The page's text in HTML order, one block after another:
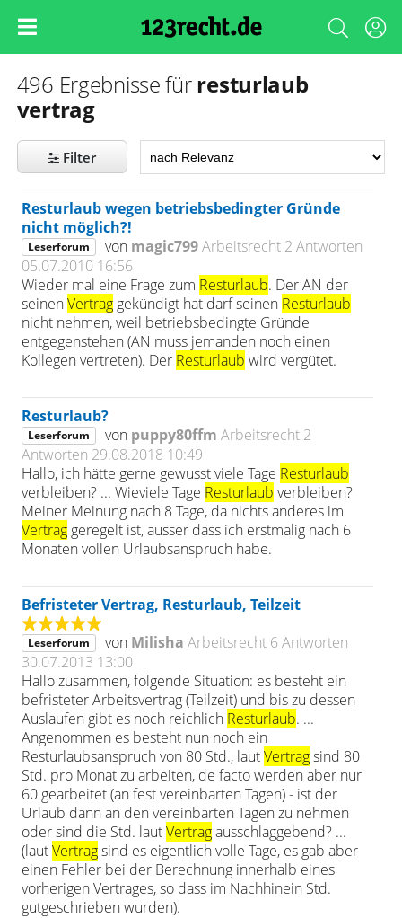
496 Ergebnisse fürresturlaub
vertrag
Filter
Resturlaub wegen betriebsbedingter Gründe
nicht möglich?!
Leserforum von magic799Arbeitsrecht 2 Antworten
05.07.2010 16:56
Wieder mal eine Frage zum Resturlaub. Der AN der
seinenVertrag gekündigt hat darf seinen Resturlaub
nicht nehmen, weil betriebsbedingte Gründe
entgegenstehen (AN muss jemanden noch einen
Kollegen vertreten). Der Resturlaub wird vergütet.
Resturlaub?
Leserforum von puppy80ffm Arbeitsrecht 2
Antworten 29.08.2018 10:49
Hallo, ich hätte gerne gewusst viele Tage Resturlaub
verbleiben? ... Wieviele Tage Resturlaub verbleiben?
Meiner Meinung nach 8 Tage, da nichts anderes im
Vertrag geregelt ist, ausser dass ich erstmalig nach 6
Monaten vollen Urlaubsanspruch habe.
Befristeter Vertrag, Resturlaub, Teilzeit
Leserforum von Milisha Arbeitsrecht 6 Antworten
30.07.2013 13:00
Hallo zusammen, folgende Situation: es besteht ein
befristeter Arbeitsvertrag (Teilzeit) und bis zu dessen
Auslaufen gibt es noch reichlich Resturlaub. ...
Angenommen es besteht nun noch ein
Resturlaubsanspruch von 80 Std., lautVertragsind 80
Std. pro Monat zu arbeiten, de facto werden aber nur
60 gearbeitet (an fest vereinbarten Tagen) - ist der
Urlaub dann an den vereinbarten Tagen zu nehmen
oder sind die Std. lautVertragausschlaggebend? ...
(lautVertragsind es eigentlich volle Tage, es gab aber
einen Fehler bei der Berechnung innerhalb eines
vorherigen Vertrages, so dass im Nachhinein Std.
gutgeschrieben wurden).